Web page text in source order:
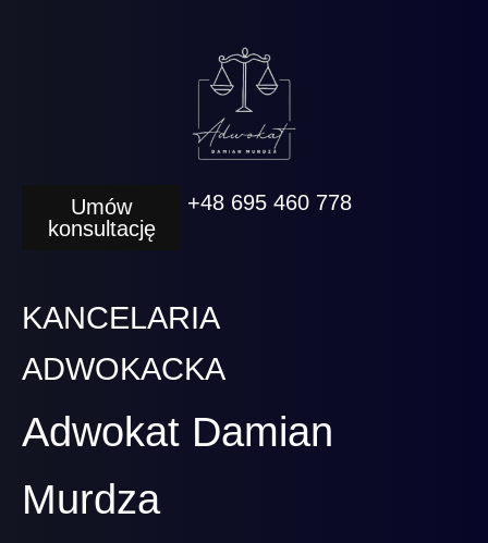
Umów
konsultację
+48 695 460 778
KANCELARIA
ADWOKACKA
Adwokat Damian
Murdza